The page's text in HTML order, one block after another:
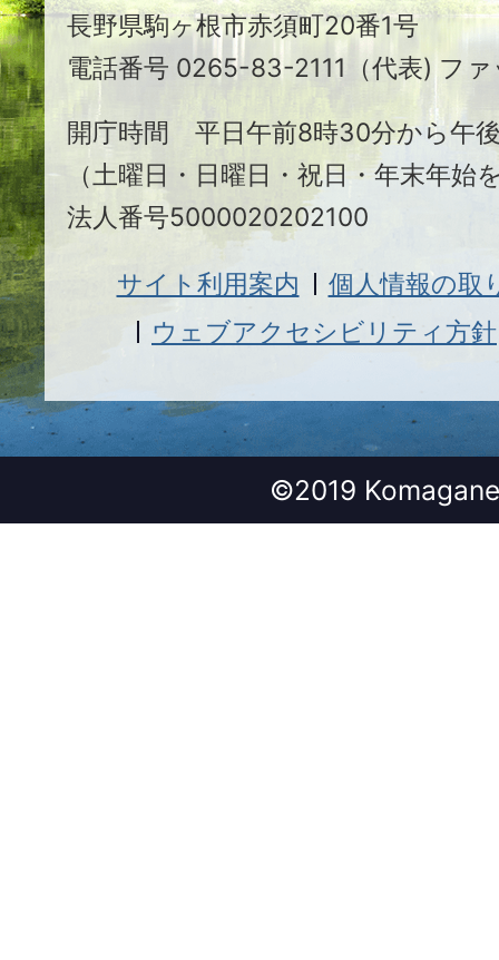
根
市
長野県駒ヶ根市赤須町20番1号
電話番号 0265-83-2111（代表) フ
開庁時間 平日午前8時30分から午
（土曜日・日曜日・祝日・年末年始
法人番号5000020202100
サイト利用案内
個人情報の取
ウェブアクセシビリティ方針
©2019